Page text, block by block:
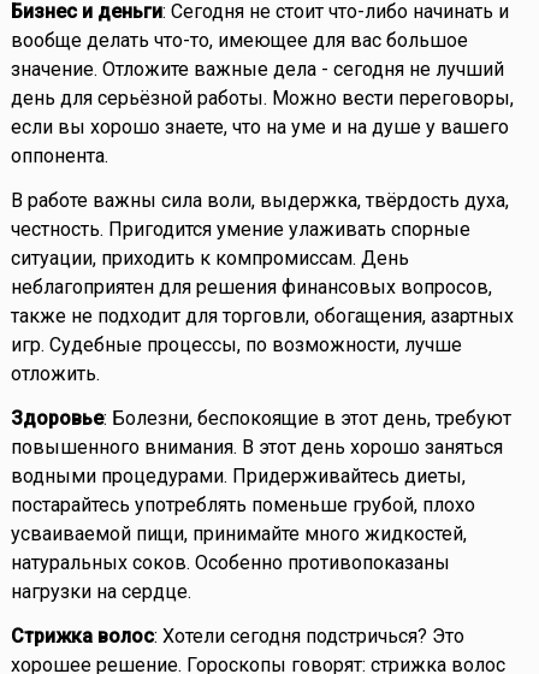
Бизнес и деньги: Сегодня не стоит что-либо начинать и
вообще делать что-то, имеющее для вас большое
значение. Отложите важные дела - сегодня не лучший
день для серьёзной работы. Можно вести переговоры,
если вы хорошо знаете, что на уме и на душе у вашего
оппонента.
В работе важны сила воли, выдержка, твёрдость духа,
честность. Пригодится умение улаживать спорные
ситуации, приходить к компромиссам. День
неблагоприятен для решения финансовых вопросов,
также не подходит для торговли, обогащения, азартных
игр. Судебные процессы, по возможности, лучше
отложить.
Здоровье: Болезни, беспокоящие в этот день, требуют
повышенного внимания. В этот день хорошо заняться
водными процедурами. Придерживайтесь диеты,
постарайтесь употреблять поменьше грубой, плохо
усваиваемой пищи, принимайте много жидкостей,
натуральных соков. Особенно противопоказаны
нагрузки на сердце.
Стрижка волос: Хотели сегодня подстричься? Это
хорошее решение. Гороскопы говорят: стрижка волос